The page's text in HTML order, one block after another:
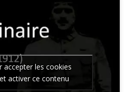
accepter les cookies
activer ce contenu